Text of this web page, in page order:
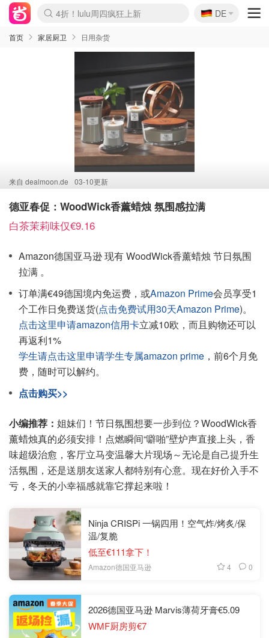
Boticinal 夏促开抢！
4折！lulu周四疯狂上新
还没结束！&OtherStories大促
Joybuy变相75折 随时失效
速领！Stanley独家85折
疑似霸哥！Camper额外叠85折
Zalando 奥莱闪促！每日更新
Moncler反季囤！5折起+叠9折
Coach Brooklyn仅€192
🇩🇪
DE
首页 家居厨卫 日用杂货
来自 dealmoon.de 03-10更新
德亚春促：WoodWick香薰蜡烛 氛围感拉满
白茶茉莉味仅€9.16
Amazon德国亚马逊 现有 WoodWick香薰蜡烛 节日氛围
拉满 。
订单满€49德国境内免运费，或Amazon Prime会员享受1
个工作日免费送货(点击免费试用30天Amazon Prime)。
点击这里申请amazon信用卡立减10欧，而且购物还可以
再返利1%
学生请点击这里申请学生专属amazon prime ，前6个月免
费，随时可以解约。
点击购买>>
小编推荐： 姐妹们！节日氛围想要一步到位？WoodWick香
薰蜡烛真的必须安排！点燃瞬间“噼啪”壁炉声直接上头，香
味超级治愈，客厅立马变温馨大片现场～无论是自己提升生
活氛围，还是送朋友送家人都特别有心意。现在好价入手不
亏，冬天的小幸福感就靠它撑起来啦！
Ninja CRISPi 一锅四用！空气炸/烤炙/保
温/复脆
低至€111拿下！
Amazon德国亚马逊 4 0
2026德国亚马逊 Marvis薄荷牙膏€5.09
WMF厨房剪€7